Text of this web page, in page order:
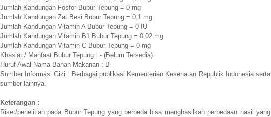
Jumlah Kandungan Fosfor Bubur Tepung = 0 mg
Jumlah Kandungan Zat Besi Bubur Tepung = 0,1 mg
Jumlah Kandungan Vitamin A Bubur Tepung = 0 IU
Jumlah Kandungan Vitamin B1 Bubur Tepung = 0,02 mg
Jumlah Kandungan Vitamin C Bubur Tepung = 0 mg
Khasiat / Manfaat Bubur Tepung : - (Belum Tersedia)
Huruf Awal Nama Bahan Makanan : B
Sumber Informasi Gizi : Berbagai publikasi Kementerian Kesehatan Republik Indonesia serta
sumber lainnya.
Keterangan :
Riset/penelitian pada Bubur Tepung yang berbeda bisa menghasilkan perbedaan hasil yang